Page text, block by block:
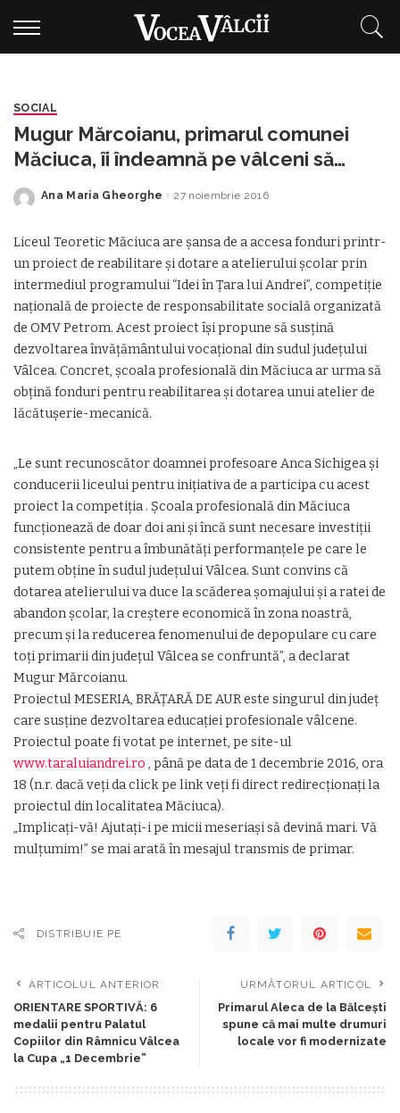
SOCIAL
Mugur Mărcoianu, primarul comunei
Măciuca, îi îndeamnă pe vâlceni să
voteze proiectul MESERIA, BRĂȚARĂ
DE AUR!
Posted
Ana Maria Gheorghe 27 noiembrie 2016
Liceul Teoretic Măciuca are şansa de a accesa fonduri printr-
un proiect de reabilitare şi dotare a atelierului şcolar prin
intermediul programului “Idei în Ţara lui Andrei”, competiție
națională de proiecte de responsabilitate socială organizată
de OMV Petrom. Acest proiect își propune să susțină
dezvoltarea învățământului vocațional din sudul județului
Vâlcea. Concret, școala profesională din Măciuca ar urma să
obțină fonduri pentru reabilitarea și dotarea unui atelier de
lăcătușerie-mecanică.
„Le sunt recunoscător doamnei profesoare Anca Sichigea şi
conducerii liceului pentru inițiativa de a participa cu acest
proiect la competiția . Școala profesională din Măciuca
funcționează de doar doi ani și încă sunt necesare investiții
consistente pentru a îmbunătăți performanțele pe care le
putem obține în sudul județului Vâlcea. Sunt convins că
dotarea atelierului va duce la scăderea șomajului și a ratei de
abandon școlar, la creștere economică în zona noastră,
precum și la reducerea fenomenului de depopulare cu care
toţi primarii din județul Vâlcea se confruntă”, a declarat
Mugur Mărcoianu.
Proiectul MESERIA, BRĂȚARĂ DE AUR este singurul din judeţ
care susține dezvoltarea educației profesionale vâlcene.
Proiectul poate fi votat pe internet, pe site-ul
www.taraluiandrei.ro , până pe data de 1 decembrie 2016, ora
18 (n.r. dacă veți da click pe link veți fi direct redirecționați la
proiectul din localitatea Măciuca).
„Implicați-vă! Ajutaţi-i pe micii meseriaşi să devină mari. Vă
mulţumim!” se mai arată în mesajul transmis de primar.
DISTRIBUIE PE
ARTICOLUL ANTERIOR
ORIENTARE SPORTIVĂ: 6
medalii pentru Palatul
Copiilor din Râmnicu Vâlcea
la Cupa „1 Decembrie”
URMĂTORUL ARTICOL
Primarul Aleca de la Bălcești
spune că mai multe drumuri
locale vor fi modernizate